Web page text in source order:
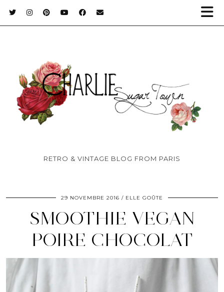
RETRO & VINTAGE BLOG FROM PARIS
29 NOVEMBRE 2016 ELLE GOÛTE
SMOOTHIE VEGAN
POIRE CHOCOLAT